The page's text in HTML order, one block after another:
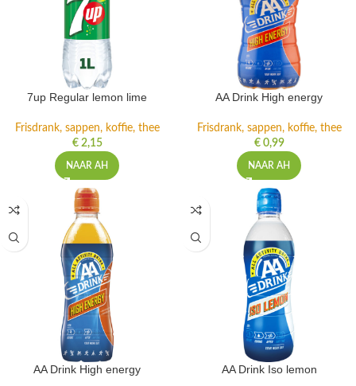
7up Regular lemon lime
Frisdrank, sappen, koffie, thee
€2,15
NAAR AH
AA Drink High energy
Frisdrank, sappen, koffie, thee
€0,99
NAAR AH
AA Drink High energy AA Drink Iso lemon